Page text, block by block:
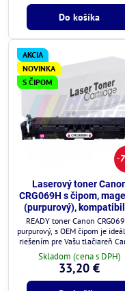
Do košíka
AKCIA
NOVINKA
S ČIPOM
Laserový toner
CRG069H s čipom,
(purpurový),
READY toner Canon
purpurový, s OEM čipom je
riešením pre Vašu tlačiareň
Skladom (cena s DPH)
33,20 €